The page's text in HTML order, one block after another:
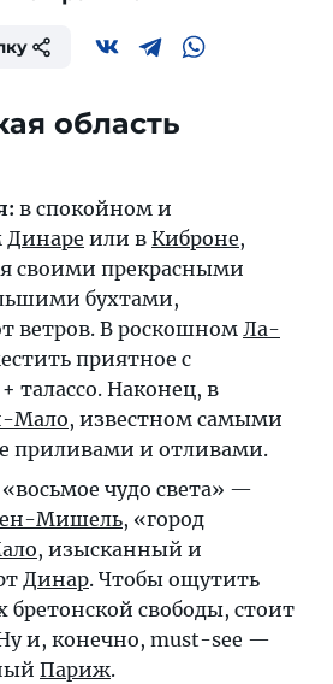
область
в спокойном и
Динаре или в Киброне,
своими прекрасными
бухтами,
В роскошном Ла-
приятное с
талассо. Наконец, в
Мало, известном самыми
и отливами.
«восьмое чудо света» —
Мишель, «город
, изысканный и
Динар. Чтобы ощутить
свободы, стоит
и, конечно, must-see —
Париж.